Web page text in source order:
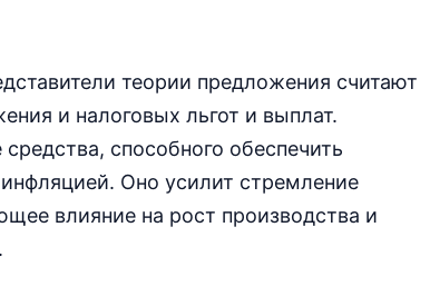
теории предложения считают
и налоговых льгот и выплат.
способного обеспечить
Оно усилит стремление
влияние на рост производства и